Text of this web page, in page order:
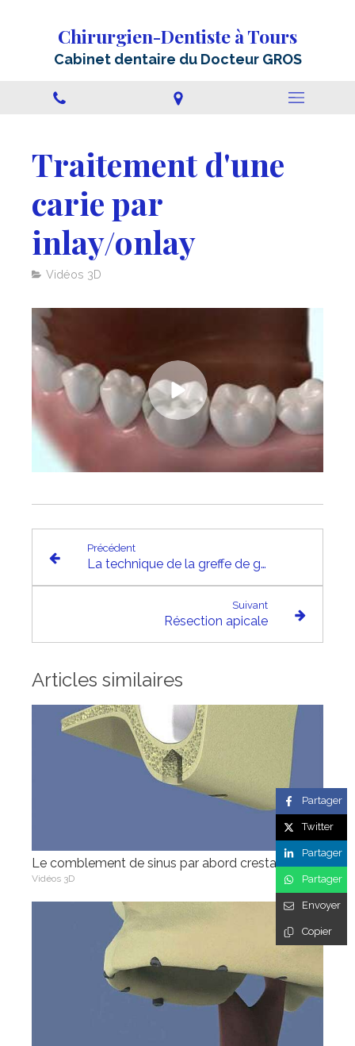
Chirurgien-Dentiste à Tours
Cabinet dentaire du Docteur GROS
Traitement d'une
carie par
inlay/onlay
Vidéos 3D
Précédent
La technique de la greffe de gencive
Suivant
Résection apicale
Articles similaires
Le comblement de sinus par abord crestal
Vidéos 3D
Partager
Twitter
Partager
Partager
Envoyer
Copier